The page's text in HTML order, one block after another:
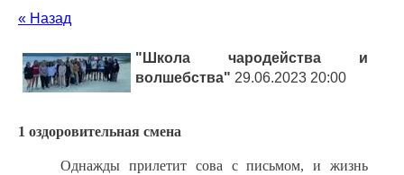
« Назад
"Школа чародейства и
волшебства" 29.06.2023 20:00
1 оздоровительная смена
Однажды прилетит сова с письмом, и жизнь